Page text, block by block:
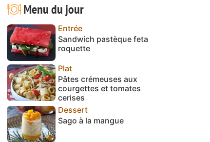
Menu du jour
Entrée
Sandwich pastèque feta
roquette
Plat
Pâtes crémeuses aux
courgettes et tomates
cerises
Dessert
Sago à la mangue